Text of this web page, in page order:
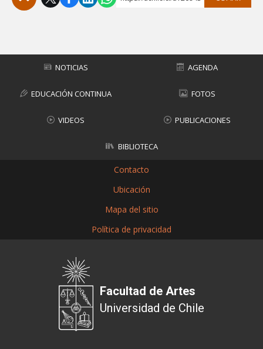
NOTICIAS AGENDA
EDUCACIÓN CONTINUA FOTOS
VIDEOS PUBLICACIONES
BIBLIOTECA
Contacto
Ubicación
Mapa del sitio
Política de privacidad
Facultad de Artes
Universidad de Chile